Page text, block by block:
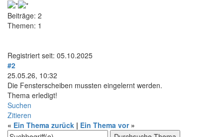
Beiträge: 2
Themen: 1
Registriert seit: 05.10.2025
#2
25.05.26, 10:32
Die Fensterscheiben mussten eingelernt werden.
Thema erledigt!
Suchen
Zitieren
« Ein Thema zurück | Ein Thema vor»